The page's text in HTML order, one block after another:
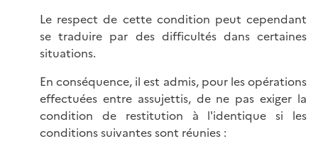
Le respect de cette condition peut cependant
se traduire par des difficultés dans certaines
situations.
En conséquence, il est admis, pour les opérations
effectuées entre assujettis, de ne pas exiger la
condition de restitution à l'identique si les
conditions suivantes sont réunies :